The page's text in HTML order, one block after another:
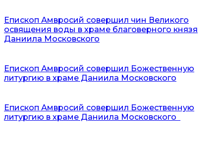
Епископ Амвросий совершил чин Великого
освящения воды в храме благоверного князя
Даниила Московского
Епископ Амвросий совершил Божественную
литургию в храме Даниила Московского
Епископ Амвросий совершил Божественную
литургию в храме Даниила Московского